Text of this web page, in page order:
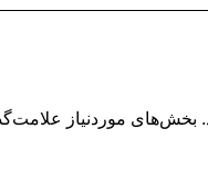
بخش‌های موردنیاز